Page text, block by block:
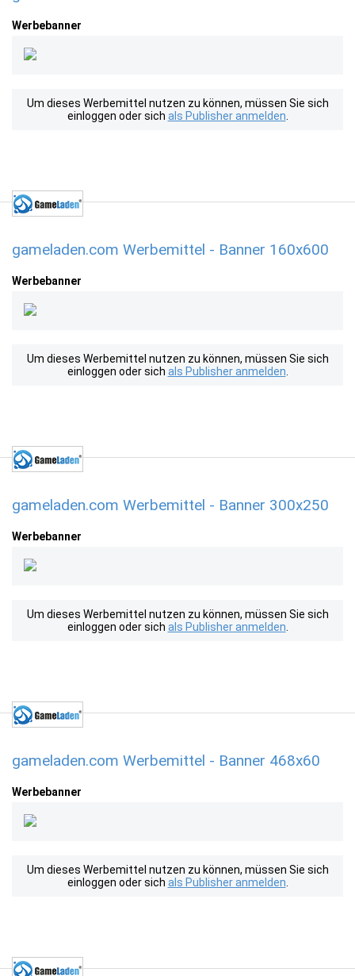
Werbebanner
Um dieses Werbemittel nutzen zu können, müssen Sie sich
einloggen oder sich als Publisher anmelden
gameladen.com Werbemittel - Banner 160x600
Werbebanner
Um dieses Werbemittel nutzen zu können, müssen Sie sich
einloggen oder sich als Publisher anmelden
gameladen.com Werbemittel - Banner 300x250
Werbebanner
Um dieses Werbemittel nutzen zu können, müssen Sie sich
einloggen oder sich als Publisher anmelden
gameladen.com Werbemittel - Banner 468x60
Werbebanner
Um dieses Werbemittel nutzen zu können, müssen Sie sich
einloggen oder sich als Publisher anmelden